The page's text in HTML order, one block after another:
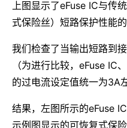
上图显示了eFuse IC与传
式保险丝）短路保护性能的
我们检查了当输出短路到
（为进行比较，eFuse IC
的过电流设定值统一为3A
结果，左图所示的eFuse
示例图显示的可恢复式保